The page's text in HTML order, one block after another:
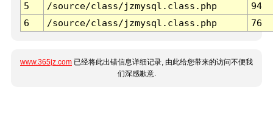
5
/source/class/jzmysql.class.php
94
6
/source/class/jzmysql.class.php 76
www.365jz.com 已经将此出错信息详细记录, 由此给您带来的访问不便我
们深感歉意.